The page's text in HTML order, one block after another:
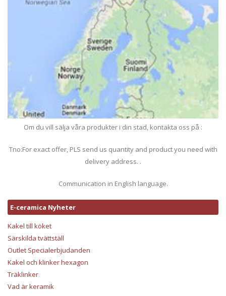
Om du vill sälja våra produkter i din stad, kontakta oss på :
Tno:For exact offer, PLS send us quantity and product you need with
delivery address. .
Communication in English language.
E-ceramica Nyheter
Kakel till köket
Särskilda tvättställ
Outlet Specialerbjudanden
Kakel och klinker hexagon
Träklinker
Vad är keramik